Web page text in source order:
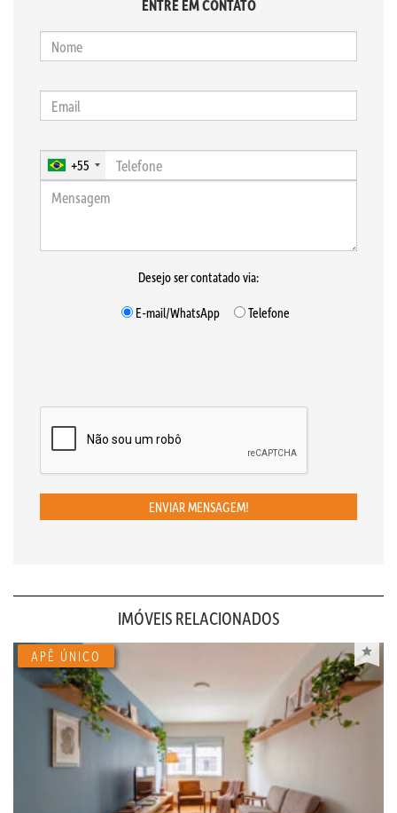
ENTRE EM CONTATO
+55
Desejo ser contatado via:
E-mail/WhatsApp
Telefone
ENVIAR MENSAGEM!
IMÓVEIS RELACIONADOS